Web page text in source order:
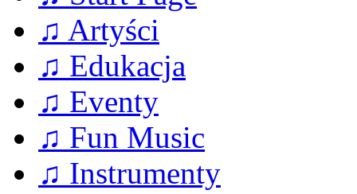
♫ Artyści
♫ Edukacja
♫ Eventy
♫ Fun Music
♫ Instrumenty